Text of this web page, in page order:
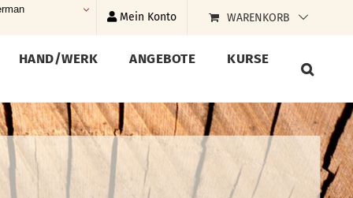
Mein Konto WARENKORB
HAND/WERK ANGEBOTE KURSE